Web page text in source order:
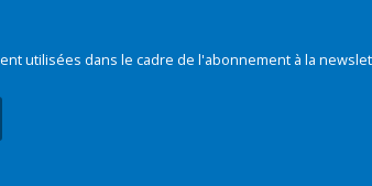
utilisées dans le cadre de l'abonnement à la